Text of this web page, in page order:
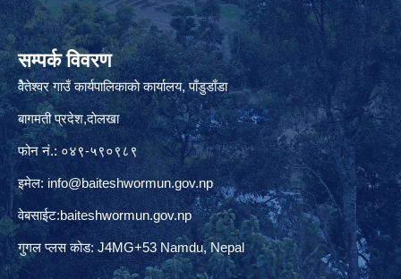
सम्पर्क विवरण
वैेतेश्वर गाउँ कार्यपालिकाकाे कार्यालय, पाँडुडाँडा
बागमती‌ प्रदेश,दाेलखा
फोन नं.: ०४९-५९०९८९
इमेल: info@baiteshwormun.gov.np
वेबसाईट:baiteshwormun.gov.np
गुगल प्लस कोड: J4MG+53 Namdu, Nepal